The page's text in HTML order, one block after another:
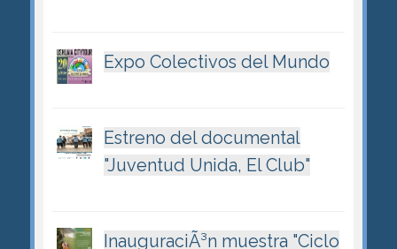
Expo Colectivos del Mundo
Estreno del documental
"Juventud Unida, El Club"
InauguraciÃ³n muestra "Ciclo